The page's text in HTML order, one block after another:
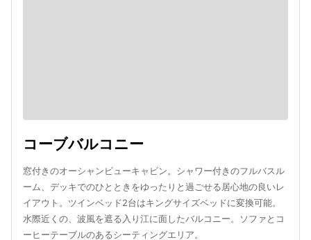
コーブバルコニー
窓付きのオーシャンビューキャビン。シャワー付きのフルバスル
ーム、デッキでのひとときをゆったりと過ごせる居心地の良いレ
イアウト。ツインベッド2台はキングサイズベッドに変換可能。
水際近くの、波風を遮る入り江に面したバルコニー。ソファとコ
ーヒーテーブルのあるシーティングエリア。